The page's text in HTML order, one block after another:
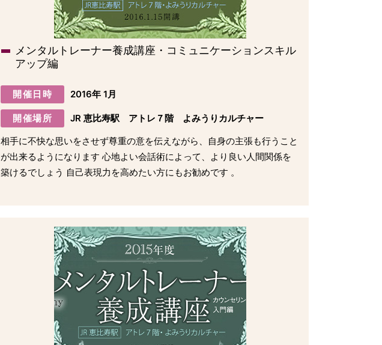
メンタルトレーナー養成講座・コミュニケーションスキル
アップ編
開催日時 2016年 1月
開催場所
JR 恵比寿駅 アトレ７階 よみうりカルチャー
相手に不快な思いをさせず尊重の意を伝えながら、自身の主張も行うこと
が出来るようになります 心地よい会話術によって、より良い人間関係を
築けるでしょう 自己表現力を高めたい方にもお勧めです 。